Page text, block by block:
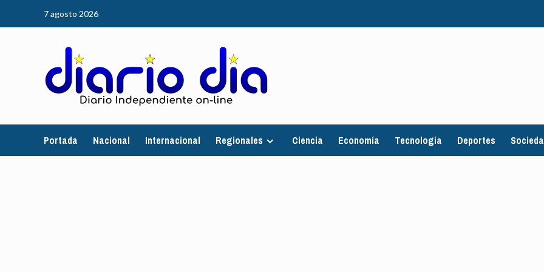
7 agosto 2026
Portada Nacional Internacional Regionales Ciencia Economía Tecnología Deportes